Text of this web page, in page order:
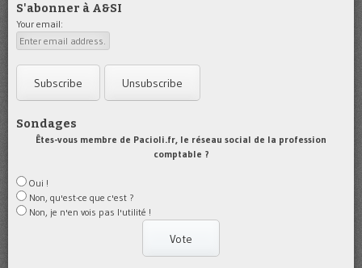
S'abonner à A&SI
Your email:
Sondages
Êtes-vous membre de Pacioli.fr, le réseau social de la profession
comptable ?
Oui !
Non, qu'est-ce que c'est ?
Non, je n'en vois pas l'utilité !